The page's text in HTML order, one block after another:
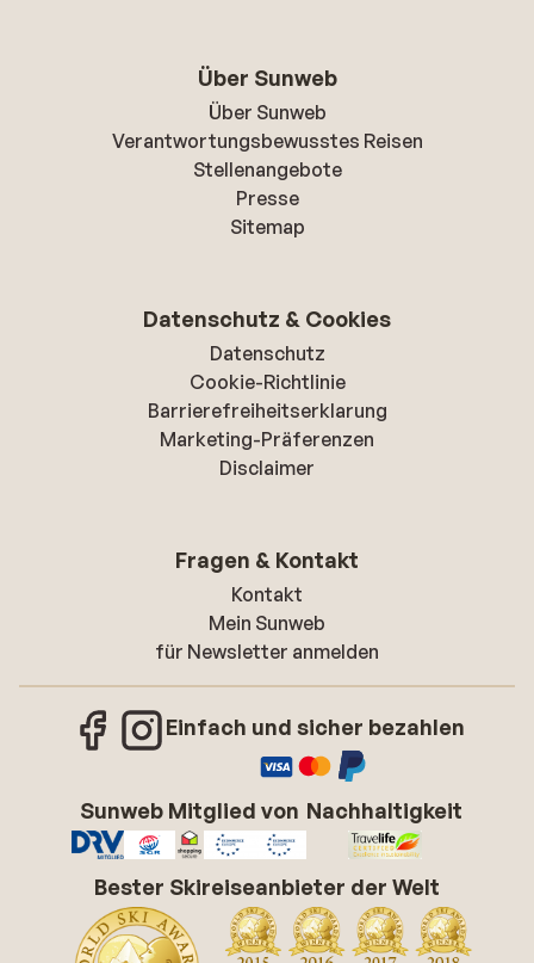
Über Sunweb
Über Sunweb
Verantwortungsbewusstes Reisen
Stellenangebote
Presse
Sitemap
Datenschutz & Cookies
Datenschutz
Cookie-Richtlinie
Barrierefreiheitserklarung
Marketing-Präferenzen
Disclaimer
Fragen & Kontakt
Kontakt
Mein Sunweb
für Newsletter anmelden
Einfach und sicher bezahlen
Sunweb Mitglied von Nachhaltigkeit
Bester Skireiseanbieter der Welt